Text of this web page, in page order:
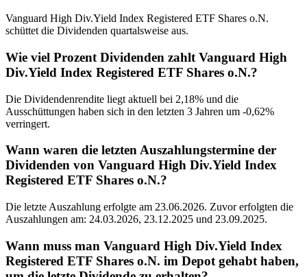
Vanguard High Div.Yield Index Registered ETF Shares o.N.
schüttet die Dividenden quartalsweise aus.
Wie viel Prozent Dividenden zahlt Vanguard High
Div.Yield Index Registered ETF Shares o.N.?
Die Dividendenrendite liegt aktuell bei 2,18% und die
Ausschüttungen haben sich in den letzten 3 Jahren um -0,62%
verringert.
Wann waren die letzten Auszahlungstermine der
Dividenden von Vanguard High Div.Yield Index
Registered ETF Shares o.N.?
Die letzte Auszahlung erfolgte am 23.06.2026. Zuvor erfolgten die
Auszahlungen am: 24.03.2026, 23.12.2025 und 23.09.2025.
Wann muss man Vanguard High Div.Yield Index
Registered ETF Shares o.N. im Depot gehabt haben,